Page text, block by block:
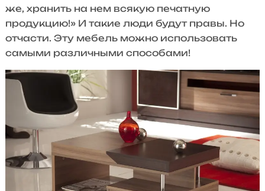
же, хранить на нем всякую печатную
продукцию!» И такие люди будут правы. Но
отчасти. Эту мебель можно использовать
самыми различными способами!